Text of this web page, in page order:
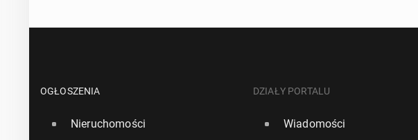
OGŁOSZENIA
Nieruchomości
DZIAŁY PORTALU
Wiadomości